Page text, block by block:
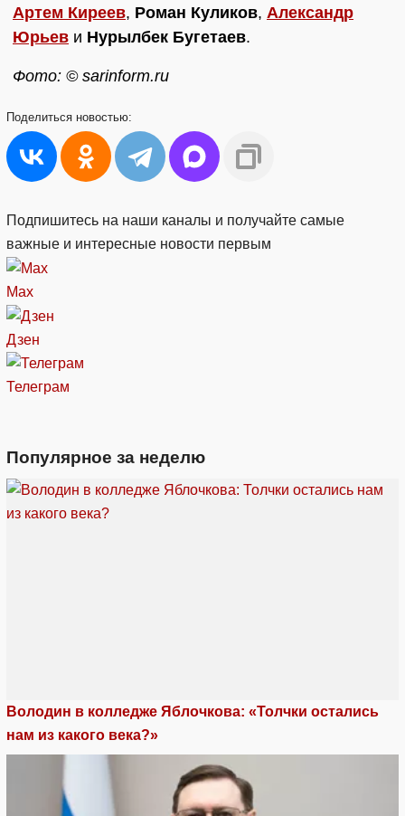
Артем Киреев, Роман Куликов, Александр
Юрьев и Нурылбек Бугетаев.
Фото: © sarinform.ru
Поделиться новостью:
Подпишитесь на наши каналы и получайте самые
важные и интересные новости первым
Max
Дзен
Телеграм
Популярное за неделю
Володин в колледже Яблочкова: «Толчки остались
нам из какого века?»